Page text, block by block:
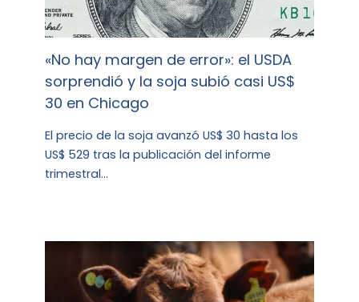
«No hay margen de error»: el USDA
sorprendió y la soja subió casi US$
30 en Chicago
El precio de la soja avanzó US$ 30 hasta los
US$ 529 tras la publicación del informe
trimestral…